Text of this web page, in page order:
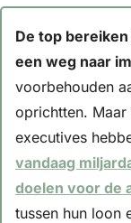
De top
een weg naar
voorbehouden
oprichtten.
executives
vandaag
doelen voor de
tussen hun loon